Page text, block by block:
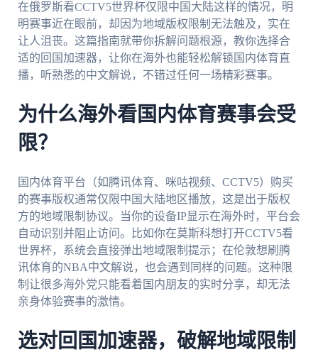
在俄罗斯看CCTV5世界杯仅限中国大陆这样的情况，明
明赛事近在眼前，却因为地域版权限制无法触及，实在
让人沮丧。这篇指南就带你拆解问题根源，教你选择合
适的回国加速器，让你在海外也能轻松解锁国内体育直
播，听熟悉的中文解说，不错过任何一场精彩赛事。
为什么海外看国内体育赛事会受
限？
国内体育平台（如腾讯体育、咪咕视频、CCTV5）购买
的赛事版权通常仅限中国大陆地区播放，这是出于版权
方的地域限制协议。当你的设备IP显示在海外时，平台会
自动识别并阻止访问。比如你在莫斯科想打开CCTV5看
世界杯，系统会直接弹出地域限制提示；在伦敦想刷腾
讯体育的NBA中文解说，也会遇到同样的问题。这种限
制让很多海外党只能看着国内朋友的实时分享，却无法
亲身体验赛事的激情。
选对回国加速器，破解地域限制